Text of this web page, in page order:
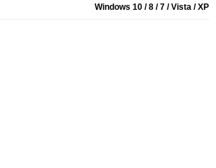
Windows 10 / 8 / 7 / Vista / XP